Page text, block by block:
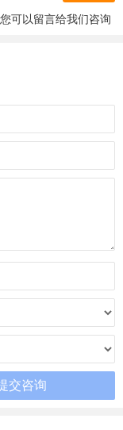
可以留言给我们咨询